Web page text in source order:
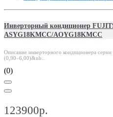
Инверторный кондиционер
ASYG18KMCC/AOYG18KMCC
Описание инверторного кондиционера
(0,90–6,00)&nb..
(0)
123900р.